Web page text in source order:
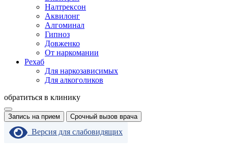
Налтрексон
Аквилонг
Алгоминал
Гипноз
Довженко
От наркомании
Рехаб
Для наркозависимых
Для алкоголиков
обратиться в клинику
Запись на прием Срочный вызов врача
Версия для слабовидящих